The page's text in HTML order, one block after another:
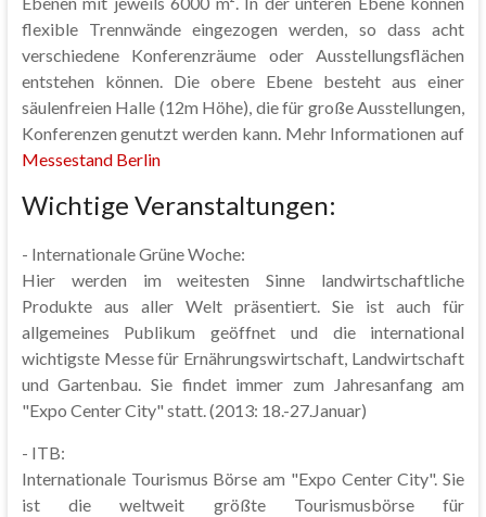
flexible Trennwände eingezogen werden, so dass acht
verschiedene Konferenzräume oder Ausstellungsflächen
entstehen können. Die obere Ebene besteht aus einer
säulenfreien Halle (12m Höhe), die für große Ausstellungen,
Konferenzen genutzt werden kann. Mehr Informationen auf
Messestand Berlin
Wichtige Veranstaltungen:
- Internationale Grüne Woche:
Hier werden im weitesten Sinne landwirtschaftliche
Produkte aus aller Welt präsentiert. Sie ist auch für
allgemeines Publikum geöffnet und die international
wichtigste Messe für Ernährungswirtschaft, Landwirtschaft
und Gartenbau. Sie findet immer zum Jahresanfang am
"Expo Center City" statt. (2013: 18.-27.Januar)
- ITB:
Internationale Tourismus Börse am "Expo Center City". Sie
ist die weltweit größte Tourismusbörse für